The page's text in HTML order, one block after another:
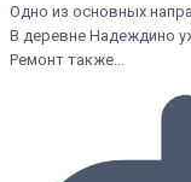
Одно из основных
В деревне Надеждино
Ремонт также…